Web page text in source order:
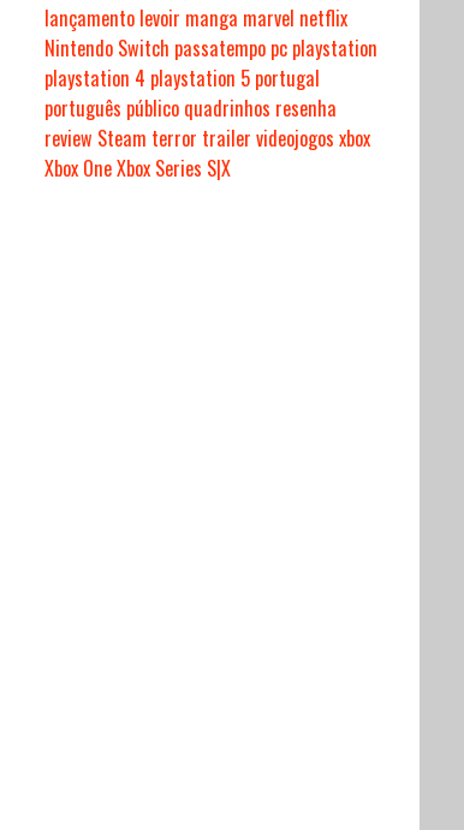
lançamento levoir manga marvel netflix
Nintendo Switch passatempo pc playstation
playstation 4 playstation 5 portugal
português público quadrinhos resenha
review Steam terror trailer videojogos xbox
Xbox OneXbox Series S|X